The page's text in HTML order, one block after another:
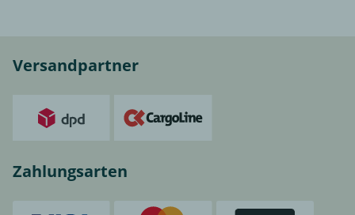
Versandpartner
Zahlungsarten